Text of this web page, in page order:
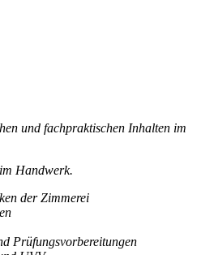
und fachpraktischen Inhalten im
Handwerk.
der Zimmerei
Prüfungsvorbereitungen